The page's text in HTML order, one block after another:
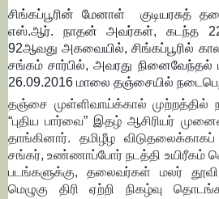
சிங்கப்பூரின் மேனாள்
குடியரசுத்
எஸ்.ஆர். நாதன் அவர்கள், கடந்த
92ஆவது அகவையில், சிங்கப்பூரில்
சங்கம் சார்பில், அவரது நினைவேந்தல்
26.09.2016 மாலை தஞ்சையில்
தஞ்சை முள்ளிவாய்க்கால் முற்றத்தில்
“புதிய பார்வை” இதழ் ஆசிரியர்
தாங்கினார். தமிழீழ
சங்கர், உண்ணாப்போர் நடத்தி உயிரீகம்
படங்களுக்கு, தலைவர்கள் மலர்
மெழுகு திரி ஏற்றி நிகழ்வு